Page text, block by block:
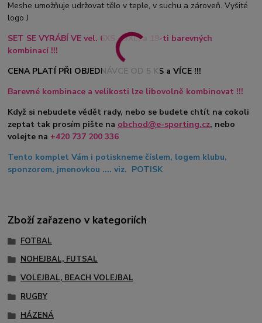
Meshe umožňuje udržovat tělo v teple, v suchu a zároveň. Vyšité
logo J
SET SE VYRÁBÍ VE vel. 6XS - 3XL, a 19-ti barevných
kombinací !!!
CENA PLATÍ PŘI OBJEDNÁVCE OD 5 KS a VÍCE !!!
Barevné kombinace a velikosti lze libovolně kombinovat !!!
Když si nebudete vědět rady, nebo se budete chtít na cokoli
zeptat tak prosím pište na obchod@e-sporting.cz, nebo
volejte na +420 737 200 336
Tento komplet Vám i potiskneme číslem, logem klubu,
sponzorem, jmenovkou .... viz. POTISK
Zboží zařazeno v kategoriích
FOTBAL
NOHEJBAL, FUTSAL
VOLEJBAL, BEACH VOLEJBAL
RUGBY
HÁZENÁ